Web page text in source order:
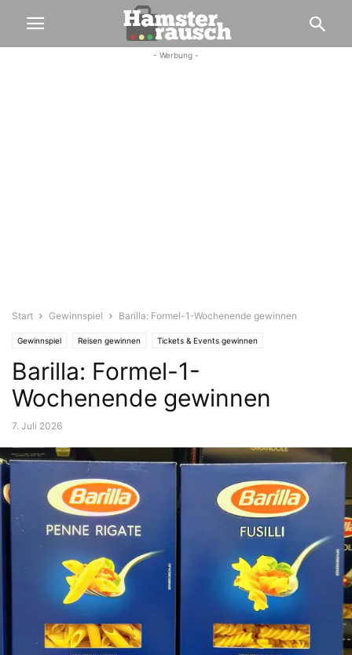
- Werbung -
Start Gewinnspiel Barilla: Formel-1-Wochenende gewinnen
Gewinnspiel Reisen gewinnen Tickets & Events gewinnen
Barilla: Formel-1-
Wochenende gewinnen
7. Juli 2026